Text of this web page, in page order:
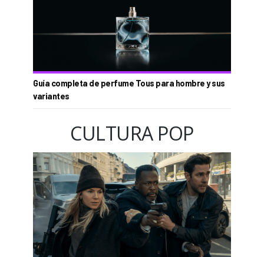
Guía completa de perfume Tous para hombre y sus
variantes
CULTURA POP